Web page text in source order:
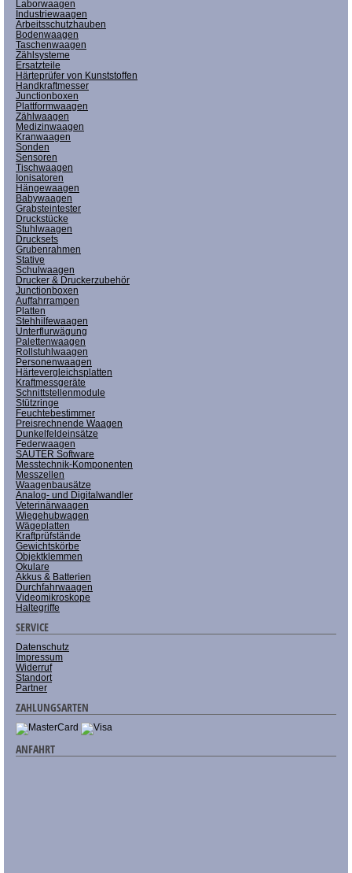
Laborwaagen
Industriewaagen
Arbeitsschutzhauben
Bodenwaagen
Taschenwaagen
Zählsysteme
Ersatzteile
Härteprüfer von Kunststoffen
Handkraftmesser
Junctionboxen
Plattformwaagen
Zählwaagen
Medizinwaagen
Kranwaagen
Sonden
Sensoren
Tischwaagen
Ionisatoren
Hängewaagen
Babywaagen
Grabsteintester
Druckstücke
Stuhlwaagen
Drucksets
Grubenrahmen
Stative
Schulwaagen
Drucker & Druckerzubehör
Junctionboxen
Auffahrrampen
Platten
Stehhilfewaagen
Unterflurwägung
Palettenwaagen
Rollstuhlwaagen
Personenwaagen
Härtevergleichsplatten
Kraftmessgeräte
Schnittstellenmodule
Stützringe
Feuchtebestimmer
Preisrechnende Waagen
Dunkelfeldeinsätze
Federwaagen
SAUTER Software
Messtechnik-Komponenten
Messzellen
Waagenbausätze
Analog- und Digitalwandler
Veterinärwaagen
Wiegehubwagen
Wägeplatten
Kraftprüfstände
Gewichtskörbe
Objektklemmen
Okulare
Akkus & Batterien
Durchfahrwaagen
Videomikroskope
Haltegriffe
SERVICE
Datenschutz
Impressum
Widerruf
Standort
Partner
ZAHLUNGSARTEN
ANFAHRT